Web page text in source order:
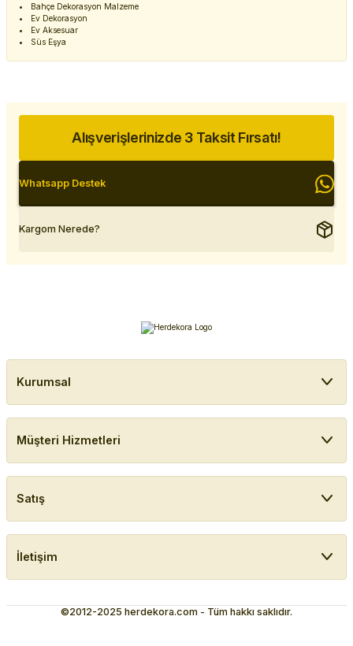
Bahçe Dekorasyon Malzeme
Ev Dekorasyon
Ev Aksesuar
Süs Eşya
Alışverişlerinizde 3 Taksit Fırsatı!
Whatsapp Destek
Kargom Nerede?
Kurumsal
Müşteri Hizmetleri
Satış
İletişim
©2012-2025 herdekora.com - Tüm hakkı saklıdır.